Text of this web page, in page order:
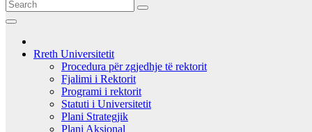
Rreth Universitetit
Procedura për zgjedhje të rektorit
Fjalimi i Rektorit
Programi i rektorit
Statuti i Universitetit
Plani Strategjik
Plani Aksional